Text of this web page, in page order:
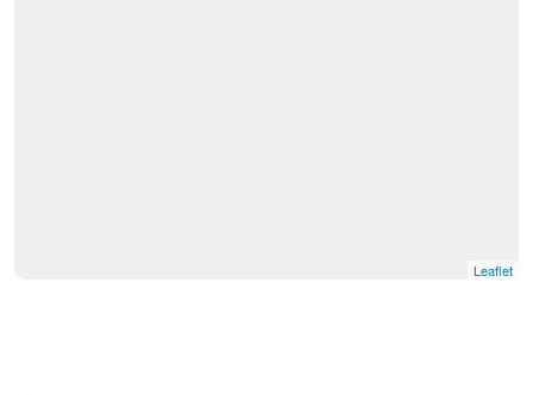
Leaflet